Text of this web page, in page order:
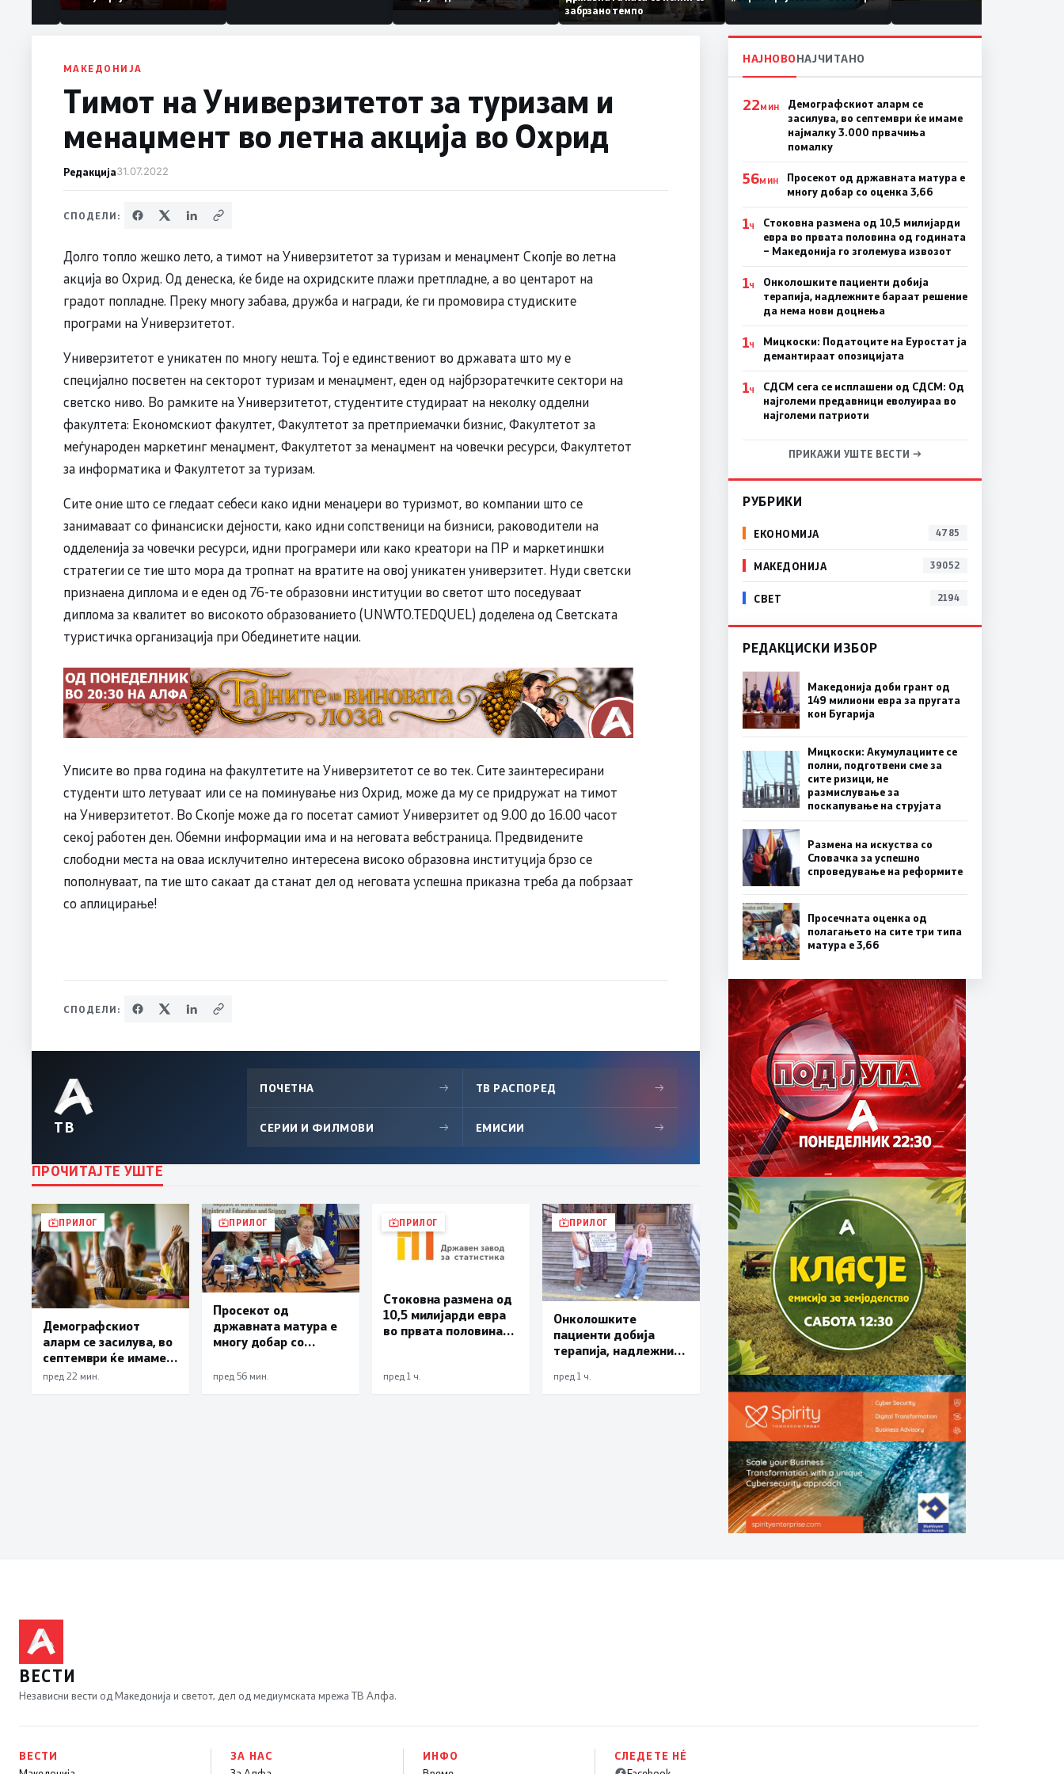
Коридор 8, Македонија
станува раскрсница на
забрзано темпо
по штетите од невремето
МАКЕДОНИЈА
Тимот на Универзитетот за туризам и
менаџмент во летна акција во Охрид
Редакција31.07.2022
СПОДЕЛИ:
Долго топло жешко лето, а тимот на Универзитетот за туризам и менаџмент Скопје во летна
акција во Охрид. Од денеска, ќе биде на охридските плажи претпладне, а во центарот на
градот попладне. Преку многу забава, дружба и награди, ќе ги промовира студиските
програми на Универзитетот.
Универзитетот е уникатен по многу нешта. Тој е единствениот во државата што му е
специјално посветен на секторот туризам и менаџмент, еден од најбрзоратечките сектори на
светско ниво. Во рамките на Универзитетот, студентите студираат на неколку одделни
факултета: Економскиот факултет, Факултетот за претприемачки бизнис, Факултетот за
меѓународен маркетинг менаџмент, Факултетот за менаџмент на човечки ресурси, Факултетот
за информатика и Факултетот за туризам.
Сите оние што се гледаат себеси како идни менаџери во туризмот, во компании што се
занимаваат со финансиски дејности, како идни сопственици на бизниси, раководители на
одделенија за човечки ресурси, идни програмери или како креатори на ПР и маркетиншки
стратегии се тие што мора да тропнат на вратите на овој уникатен универзитет. Нуди светски
признаена диплома и е еден од 76-те образовни институции во светот што поседуваат
диплома за квалитет во високото образованието (UNWTO.TEDQUEL) доделенa од Светската
туристичка организација при Обединетите нации.
Уписите во прва година на факултетите на Универзитетот се во тек. Сите заинтересирани
студенти што летуваат или се на поминување низ Охрид, може да му се придружат на тимот
на Универзитетот. Во Скопје може да го посетат самиот Универзитет од 9.00 до 16.00 часот
секој работен ден. Обемни информации има и на неговата вебстраница. Предвидените
слободни места на оваа исклучително интересена високо образовна институција брзо се
пополнуваат, па тие што сакаат да станат дел од неговата успешна приказна треба да побрзаат
со аплицирање!
СПОДЕЛИ:
ТВ
ПОЧЕТНА → ТВ РАСПОРЕД →
СЕРИИ И ФИЛМОВИ → ЕМИСИИ →
ПРОЧИТАЈТЕ УШТЕ
ПРИЛОГ
Демографскиот
аларм се засилува, во
септември ќе имаме
најмалку 3.000
пред 22 мин.
ПРИЛОГ
Просекот од
државната матура е
многу добар со
пред 56 мин.
ПРИЛОГ
Стоковна размена од
10,5 милијарди евра
во првата половина
зголемува извозот
пред 1 ч.
ПРИЛОГ
Онколошките
пациенти добија
терапија, надлежните
нема нови доцнења
пред 1 ч.
НАЈНОВОНАЈЧИТАНО
22МИН
Демографскиот аларм се
засилува, во септември ќе имаме
најмалку 3.000 првачиња
помалку
56МИН
Просекот од државната матура е
многу добар со оценка 3,66
1Ч
Стоковна размена од 10,5 милијарди
евра во првата половина од годината
– Македонија го зголемува извозот
1Ч
Онколошките пациенти добија
терапија, надлежните бараат решение
да нема нови доцнења
1Ч
Мицкоски: Податоците на Еуростат ја
демантираат опозицијата
1Ч
СДСМ сега се исплашени од СДСМ: Од
најголеми предавници еволуираа во
најголеми патриоти
ПРИКАЖИ УШТЕ ВЕСТИ →
РУБРИКИ
ЕКОНОМИЈА 4785
МАКЕДОНИЈА 39052
СВЕТ 2194
РЕДАКЦИСКИ ИЗБОР
Македонија доби грант од
149 милиони евра за пругата
кон Бугарија
Мицкоски: Акумулациите се
полни, подготвени сме за
сите ризици, не
размислување за
поскапување на струјата
Размена на искуства со
Словачка за успешно
спроведување на реформите
Просечната оценка од
полагањето на сите три типа
матура е 3,66
ВЕСТИ
Независни вести од Македонија и светот, дел од медиумската мрежа ТВ Алфа.
ВЕСТИ
ЗА НАС
ИНФО
СЛЕДЕТЕ НÉ